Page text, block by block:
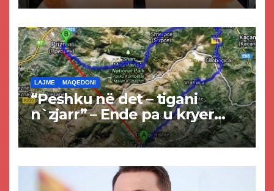
LAJME MAQEDONI
“Peshku në det – tigani
n`zjarr” – Ende pa u kryer
projekti i tunelit, komuna e
Tetovës nis punimet për